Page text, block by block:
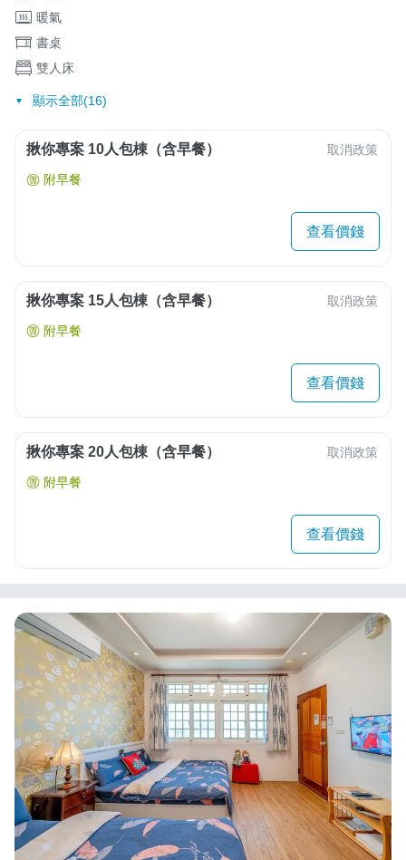
暖氣
書桌
雙人床
顯示全部(16)
揪你專案 10人包棟（含早餐） 取消政策
附早餐
查看價錢
揪你專案 15人包棟（含早餐） 取消政策
附早餐
查看價錢
揪你專案 20人包棟（含早餐） 取消政策
附早餐
查看價錢